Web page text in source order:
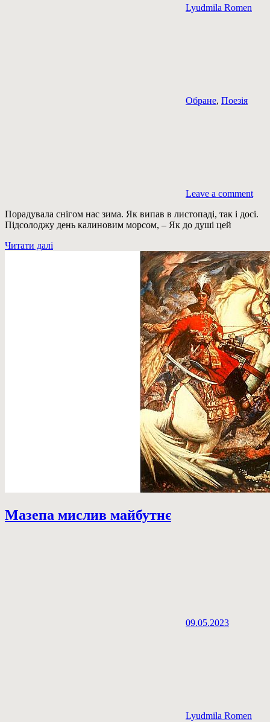
Lyudmila Romen
Обране, Поезія
Leave a comment
Порадувала снігом нас зима. Як випав в листопаді, так і досі.
Підсолоджу день калиновим морсом, – Як до душі цей
Читати далі
Мазепа мислив майбутнє
09.05.2023
Lyudmila Romen